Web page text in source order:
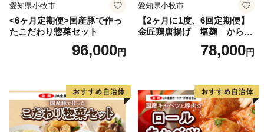
愛知県小牧市
<6ヶ月定期便>国産豚で作っ
たこだわり惣菜セット
96,000円
愛知県小牧市
【2ヶ月に1度、6回定期便】
金匠鶏唐揚げ 塩麹 からあ
78,000円